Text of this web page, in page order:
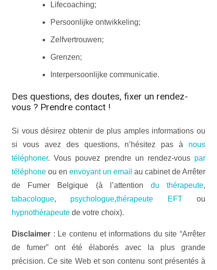
Lifecoaching;
Persoonlijke ontwikkeling;
Zelfvertrouwen;
Grenzen;
Interpersoonlijke communicatie.
Des questions, des doutes, fixer un rendez-
vous ? Prendre contact !
Si vous désirez obtenir de plus amples informations ou
si vous avez des questions, n’hésitez pas à nous
téléphoner. Vous pouvez prendre un rendez-vous par
téléphone ou en envoyant un email au cabinet de Arrêter
de Fumer Belgique (à l’attention du thérapeute,
tabacologue, psychologue,thérapeute EFTou
hypnothérapeute de votre choix).
Disclaimer : Le contenu et informations du site “Arrêter
de fumer” ont été élaborés avec la plus grande
précision. Ce site Web et son contenu sont présentés à